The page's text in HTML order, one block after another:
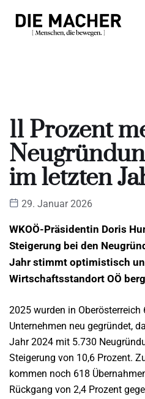
11 Prozent
im letzten
29. Januar 2026
WKOÖ-Präsidentin Doris
Steigerung bei den
Jahr stimmt optimistisch
Wirtschaftsstandort OÖ
2025 wurden in Oberösterreich
Unternehmen neu gegründet,
Jahr 2024 mit 5.730
Steigerung von 10,6 Prozent.
kommen noch 618
Rückgang von 2,4 Prozent